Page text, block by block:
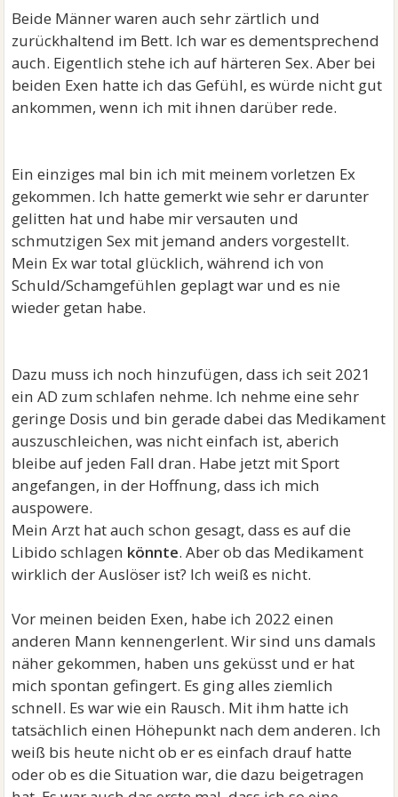
Beide Männer waren auch sehr zärtlich und
zurückhaltend im Bett. Ich war es dementsprechend
auch. Eigentlich stehe ich auf härteren Sex. Aber bei
beiden Exen hatte ich das Gefühl, es würde nicht gut
ankommen, wenn ich mit ihnen darüber rede.
Ein einziges mal bin ich mit meinem vorletzen Ex
gekommen. Ich hatte gemerkt wie sehr er darunter
gelitten hat und habe mir versauten und
schmutzigen Sex mit jemand anders vorgestellt.
Mein Ex war total glücklich, während ich von
Schuld/Schamgefühlen geplagt war und es nie
wieder getan habe.
Dazu muss ich noch hinzufügen, dass ich seit 2021
ein AD zum schlafen nehme. Ich nehme eine sehr
geringe Dosis und bin gerade dabei das Medikament
auszuschleichen, was nicht einfach ist, aberich
bleibe auf jeden Fall dran. Habe jetzt mit Sport
angefangen, in der Hoffnung, dass ich mich
auspowere.
Mein Arzt hat auch schon gesagt, dass es auf die
Libido schlagen könnte. Aber ob das Medikament
wirklich der Auslöser ist? Ich weiß es nicht.
Vor meinen beiden Exen, habe ich 2022 einen
anderen Mann kennengerlent. Wir sind uns damals
näher gekommen, haben uns geküsst und er hat
mich spontan gefingert. Es ging alles ziemlich
schnell. Es war wie ein Rausch. Mit ihm hatte ich
tatsächlich einen Höhepunkt nach dem anderen. Ich
weiß bis heute nicht ob er es einfach drauf hatte
oder ob es die Situation war, die dazu beigetragen